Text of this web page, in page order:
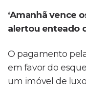
‘Amanhã vence
alertou enteado
O pagamento
em favor do
um imóvel de